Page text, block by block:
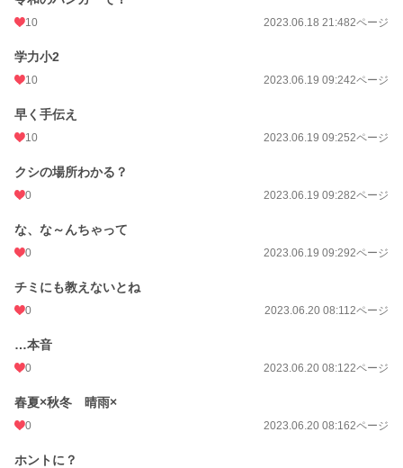
10 2023.06.18 21:482ページ
学力小2
10 2023.06.19 09:242ページ
早く手伝え
10 2023.06.19 09:252ページ
クシの場所わかる？
0 2023.06.19 09:282ページ
な、な～んちゃって
0 2023.06.19 09:292ページ
チミにも教えないとね
0 2023.06.20 08:112ページ
…本音
0 2023.06.20 08:122ページ
春夏×秋冬 晴雨×
0 2023.06.20 08:162ページ
ホントに？